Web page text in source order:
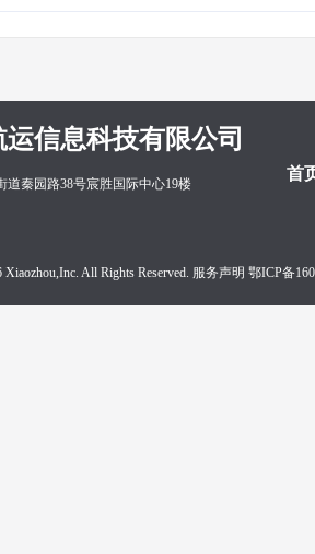
信息科技有限公司
首
道秦园路38号宸胜国际中心19楼
All Rights Reserved. 服务声明 鄂ICP备